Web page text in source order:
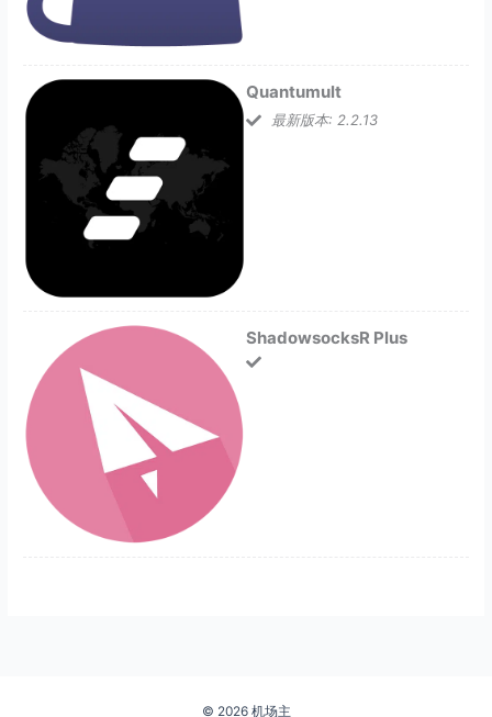
Quantumult
最新版本: 2.2.13
ShadowsocksR Plus
© 2026 机场主